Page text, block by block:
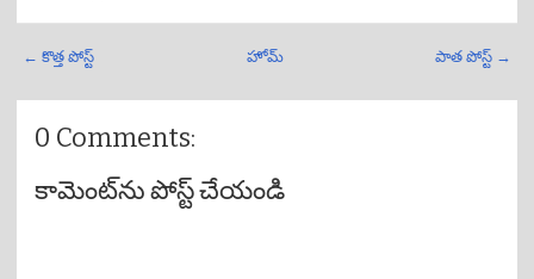
← కొత్త పోస్ట్ పాత పోస్ట్ →
హోమ్
0 Comments:
కామెంట్‌ను పోస్ట్ చేయండి